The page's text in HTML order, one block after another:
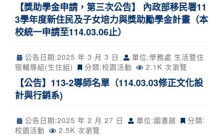
【獎助學金申請，第三次公告】 內政部移民署11
3學年度新住民及子女培力與獎助勵學金計畫（本
校統一申請至114.03.06止）
公告日期:2025 年 3 月 3 日
單位:學務處 生活暨住
宿輔導組(生住組)
分類:校園活動 2.1K 次瀏覽
【公告】113-2導師名單（114.03.03修正文化設
計與行銷系)
公告日期:2025 年 2 月 27 日 單位:圖書館
分類:
校園活動
2.5K 次瀏覽